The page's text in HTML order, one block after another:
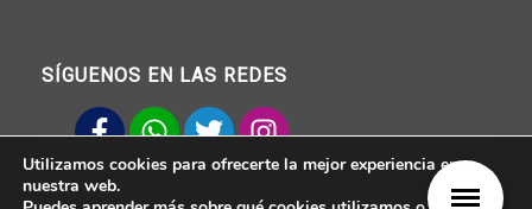
SÍGUENOS EN LAS REDES
Aviso legal
Política de Privacidad
Utilizamos cookies para ofrecerte la mejor experiencia en
nuestra web.